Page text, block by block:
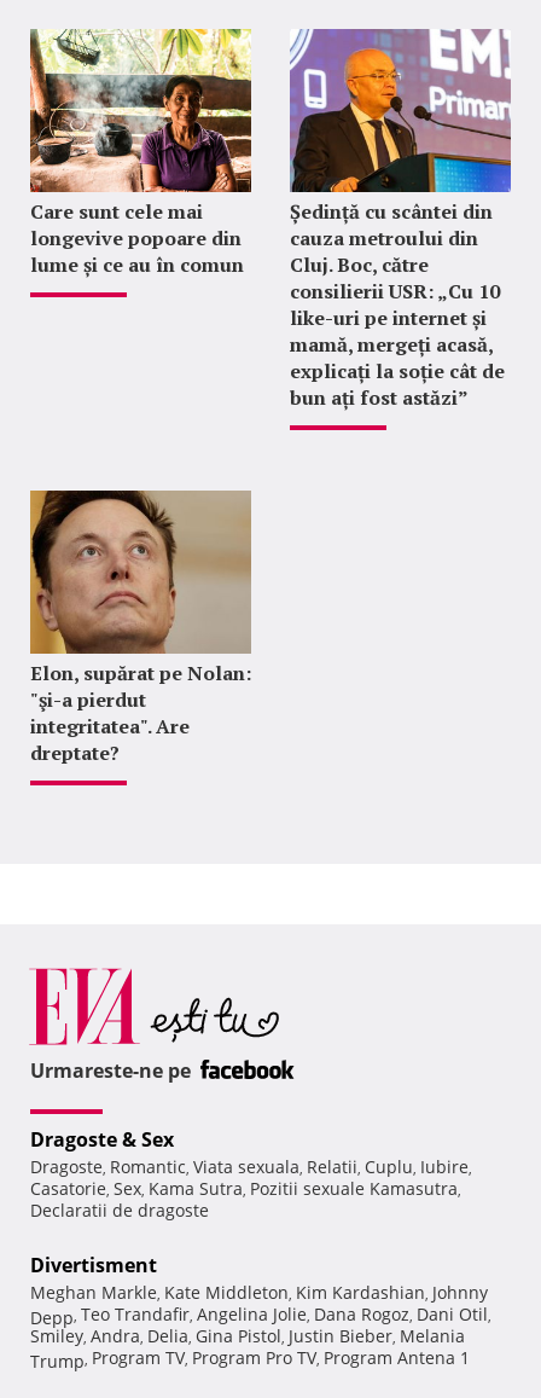
Care sunt cele mai
longevive popoare din
lume și ce au în comun
Ședință cu scântei din
cauza metroului din
Cluj. Boc, către
consilierii USR: „Cu 10
like-uri pe internet și
mamă, mergeți acasă,
explicați la soție cât de
bun ați fost astăzi”
Elon, supărat pe Nolan:
"şi-a pierdut
integritatea". Are
dreptate?
Urmareste-ne pe
Dragoste & Sex
Dragoste, Romantic, Viata sexuala, Relatii, Cuplu, Iubire,
Casatorie, Sex, Kama Sutra, Pozitii sexuale Kamasutra,
Declaratii de dragoste
Divertisment
Meghan Markle, Kate Middleton, Kim Kardashian, Johnny
Depp, Teo Trandafir, Angelina Jolie, Dana Rogoz, Dani Otil,
Smiley, Andra, Delia, Gina Pistol, Justin Bieber, Melania
Trump, Program TV, Program Pro TV, Program Antena 1